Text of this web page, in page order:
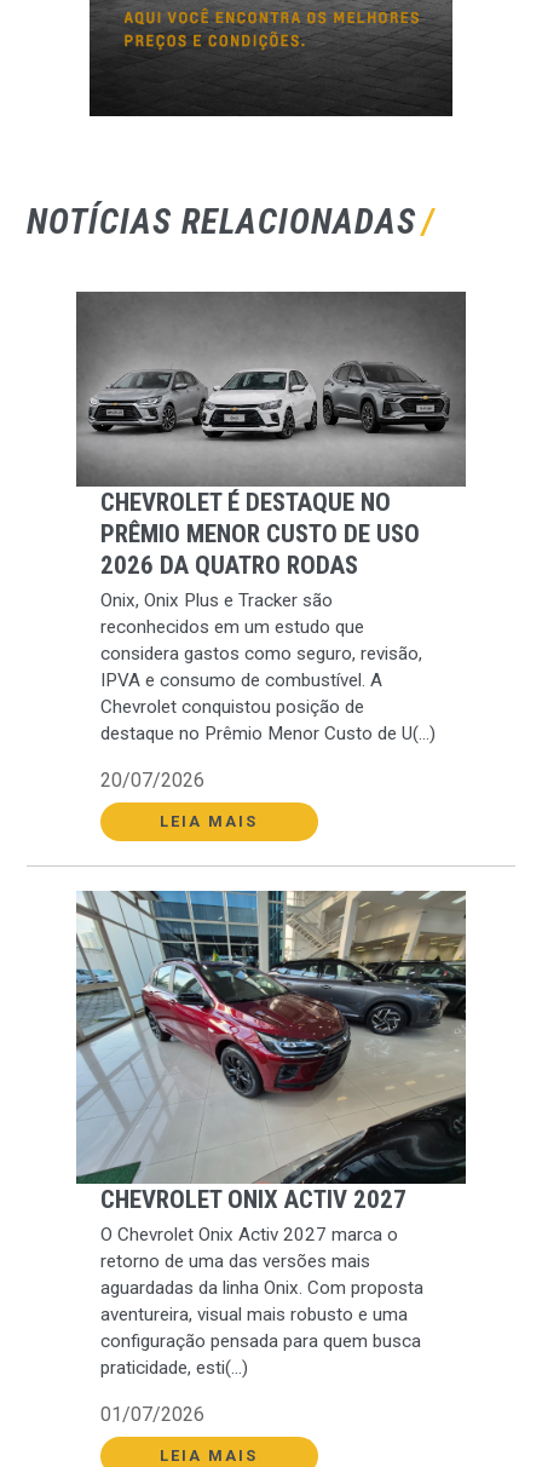
NOTÍCIAS RELACIONADAS
CHEVROLET É DESTAQUE NO
PRÊMIO MENOR CUSTO DE USO
2026 DA QUATRO RODAS
Onix, Onix Plus e Tracker são
reconhecidos em um estudo que
considera gastos como seguro, revisão,
IPVA e consumo de combustível. A
Chevrolet conquistou posição de
destaque no Prêmio Menor Custo de U(...)
20/07/2026
LEIA MAIS
CHEVROLET ONIX ACTIV 2027
O Chevrolet Onix Activ 2027 marca o
retorno de uma das versões mais
aguardadas da linha Onix. Com proposta
aventureira, visual mais robusto e uma
configuração pensada para quem busca
praticidade, esti(...)
01/07/2026
LEIA MAIS